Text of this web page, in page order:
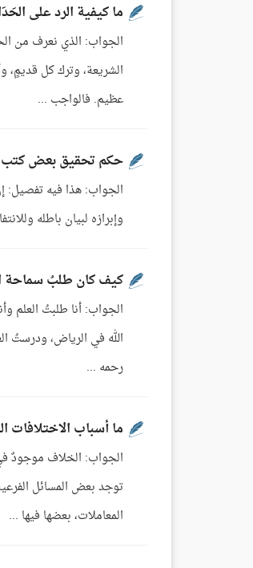
ما كيفية الرد على
الجواب: الذي نعرف من
الشريعة، وترك كل قديمٍ،
عظيم. فالواجب ...
حكم تحقيق بعض كتب
الجواب: هذا فيه تفصيل:
وإبرازه لبيان باطله
كيف كان طلبُ سماحة
الجواب: أنا طلبتُ العلم
الله في الرياض، ودرستُ
رحمه ...
ما أسباب الاختلافات
الجواب: الخلاف موجودٌ
توجد بعض المسائل
المعاملات، بعضها فيها ...